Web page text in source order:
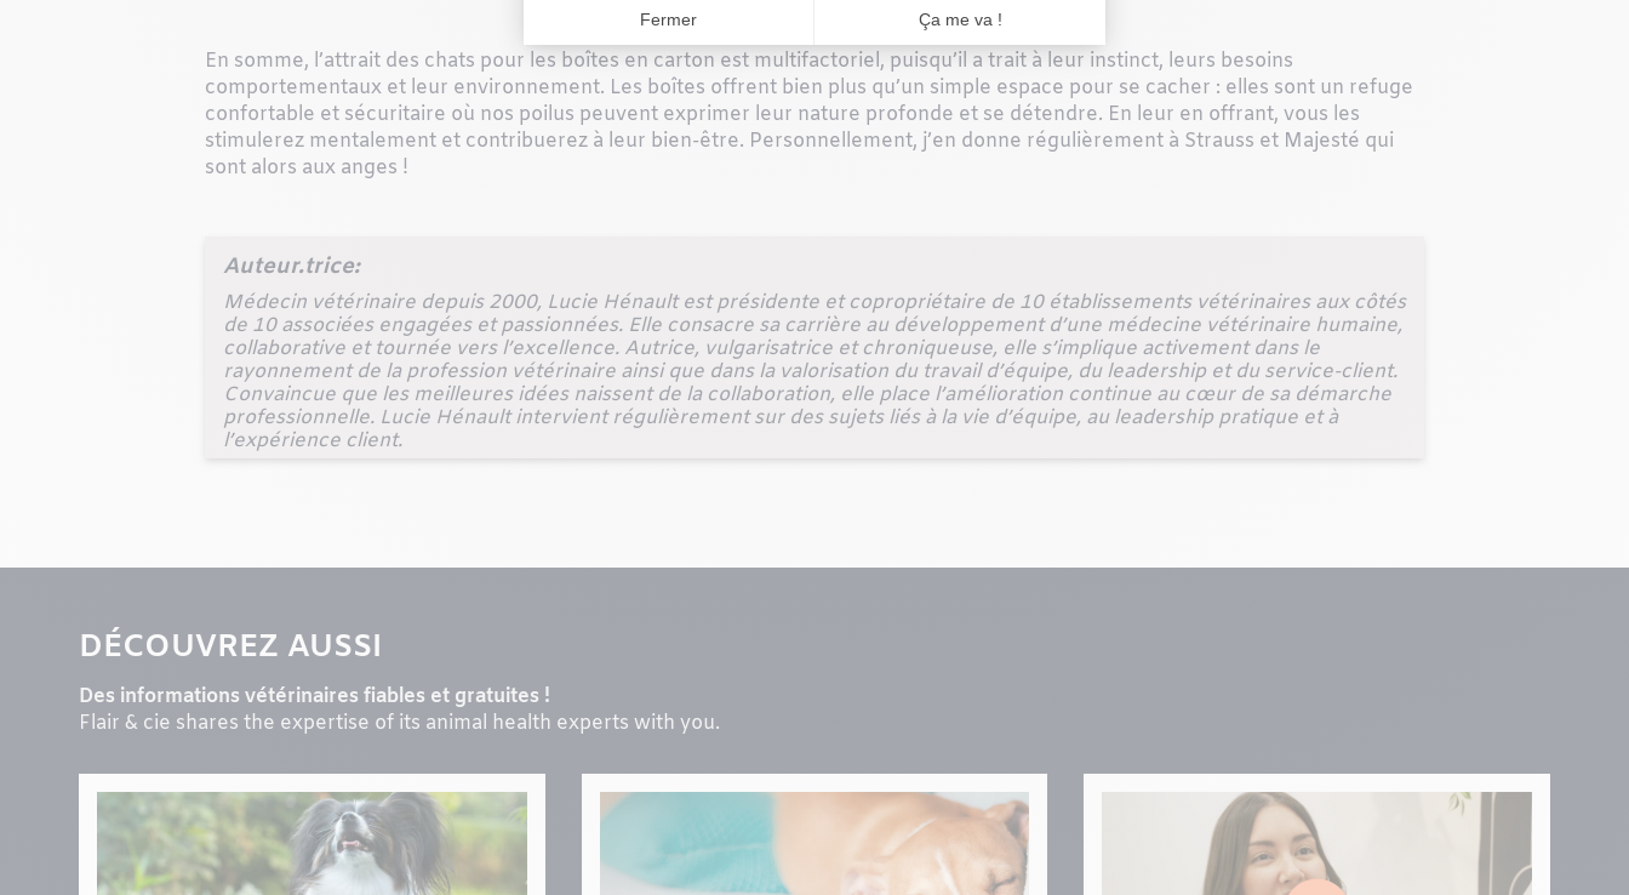
En somme, l’attrait des chats pour les boîtes en carton est multifactoriel, puisqu’il a trait à leur instinct, leurs besoins
comportementaux et leur environnement. Les boîtes offrent bien plus qu’un simple espace pour se cacher : elles sont un refuge
confortable et sécuritaire où nos poilus peuvent exprimer leur nature profonde et se détendre. En leur en offrant, vous les
stimulerez mentalement et contribuerez à leur bien-être. Personnellement, j’en donne régulièrement à Strauss et Majesté qui
sont alors aux anges !
Auteur.trice:
Médecin vétérinaire depuis 2000, Lucie Hénault est présidente et copropriétaire de 10 établissements vétérinaires aux côtés
de 10 associées engagées et passionnées. Elle consacre sa carrière au développement d’une médecine vétérinaire humaine,
collaborative et tournée vers l’excellence. Autrice, vulgarisatrice et chroniqueuse, elle s’implique activement dans le
rayonnement de la profession vétérinaire ainsi que dans la valorisation du travail d’équipe, du leadership et du service-client.
Convaincue que les meilleures idées naissent de la collaboration, elle place l’amélioration continue au cœur de sa démarche
professionnelle. Lucie Hénault intervient régulièrement sur des sujets liés à la vie d’équipe, au leadership pratique et à
l’expérience client.
DÉCOUVREZ AUSSI
Des informations vétérinaires fiables et gratuites !
Flair & cie shares the expertise of its animal health experts with you.